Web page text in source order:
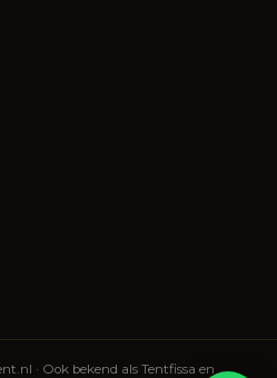
· Ook bekend als Tentfissa en